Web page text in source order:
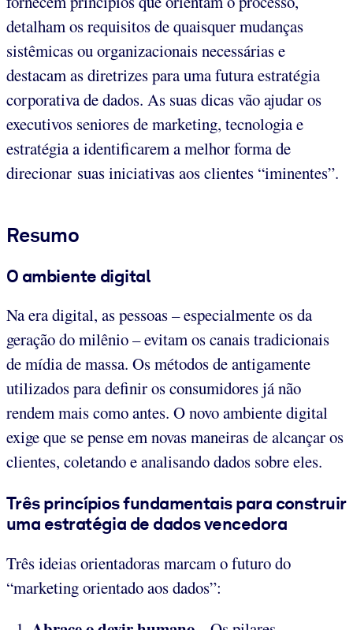
detalham os requisitos de quaisquer mudanças
sistêmicas ou organizacionais necessárias e
destacam as diretrizes para uma futura estratégia
corporativa de dados. As suas dicas vão ajudar os
executivos seniores de marketing, tecnologia e
estratégia a identificarem a melhor forma de
direcionar suas iniciativas aos clientes “iminentes”.
Resumo
O ambiente digital
Na era digital, as pessoas – especialmente os da
geração do milênio – evitam os canais tradicionais
de mídia de massa. Os métodos de antigamente
utilizados para definir os consumidores já não
rendem mais como antes. O novo ambiente digital
exige que se pense em novas maneiras de alcançar os
clientes, coletando e analisando dados sobre eles.
Três princípios fundamentais para construir
uma estratégia de dados vencedora
Três ideias orientadoras marcam o futuro do
“marketing orientado aos dados”: